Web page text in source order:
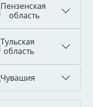
Пензенская
область
Тульская
область
Чувашия